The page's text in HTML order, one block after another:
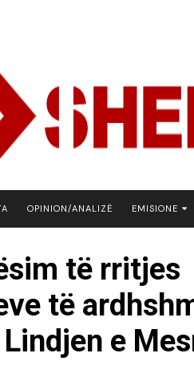
OPINION/ANALIZË EMISIONE
BOTA NE
EKONOMIKS
FJALA
të rritjes
të
e